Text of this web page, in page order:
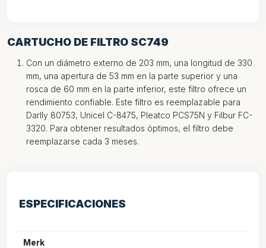
CARTUCHO DE FILTRO SC749
Con un diámetro externo de 203 mm, una longitud de 330
mm, una apertura de 53 mm en la parte superior y una
rosca de 60 mm en la parte inferior, este filtro ofrece un
rendimiento confiable. Este filtro es reemplazable para
Darlly 80753, Unicel C-8475, Pleatco PCS75N y Filbur FC-
3320. Para obtener resultados óptimos, el filtro debe
reemplazarse cada 3 meses.
ESPECIFICACIONES
Merk